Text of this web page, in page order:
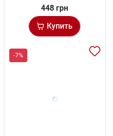
448 грн
Купить
-7%